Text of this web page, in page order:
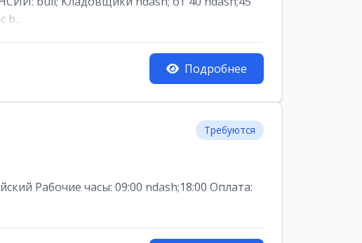
b...
Подробнее
Требуются
Рабочие часы: 09:00 ndash;18:00 Оплата: